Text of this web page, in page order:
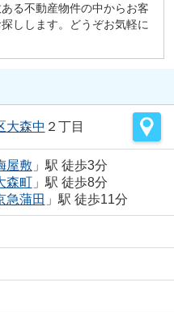
る不動産物件の中からお客
しします。どうぞお気軽に
大森中 ２丁目
屋敷 」駅 徒歩3分
森町」駅 徒歩8分
急蒲田 」駅 徒歩11分